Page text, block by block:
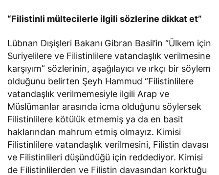
“Filistinli mültecilerle ilgili sözlerine dikkat et”
Lübnan Dışişleri Bakanı Gibran Basil’in “Ülkem için
Suriyelilere ve Filistinlilere vatandaşlık verilmesine
karşıyım” sözlerinin, aşağılayıcı ve ırkçı bir söylem
olduğunu belirten Şeyh Hammud “Filistinlilere
vatandaşlık verilmemesiyle ilgili Arap ve
Müslümanlar arasında icma olduğunu söylersek
Filistinlilere kötülük etmemiş ya da en basit
haklarından mahrum etmiş olmayız. Kimisi
Filistinlilere vatandaşlık verilmesini, Filistin davası
ve Filistinlileri düşündüğü için reddediyor. Kimisi
de Filistinlilerden ve Filistin davasından korktuğu